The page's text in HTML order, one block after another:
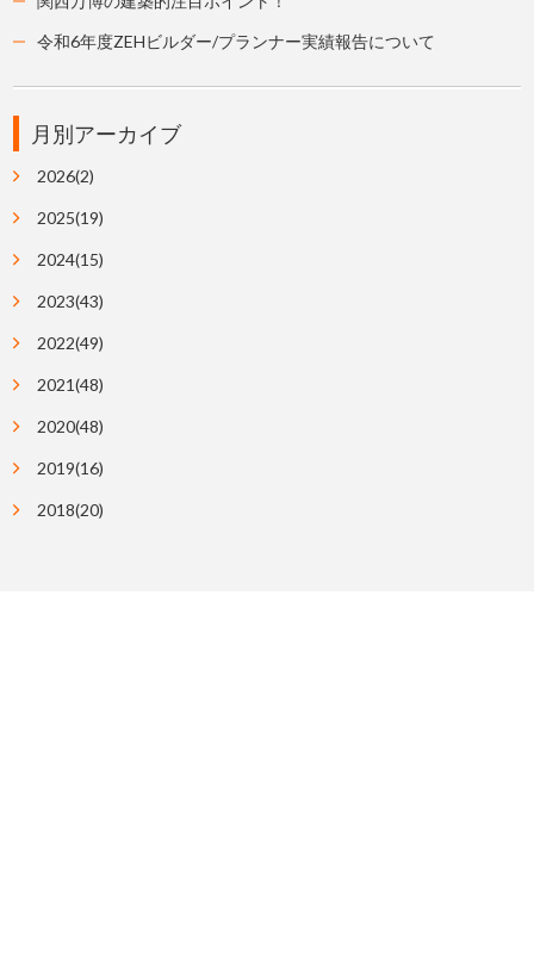
令和6年度ZEHビルダー/プランナー実績報告について
月別アーカイブ
2026(2)
2025(19)
2024(15)
2023(43)
2022(49)
2021(48)
2020(48)
2019(16)
2018(20)